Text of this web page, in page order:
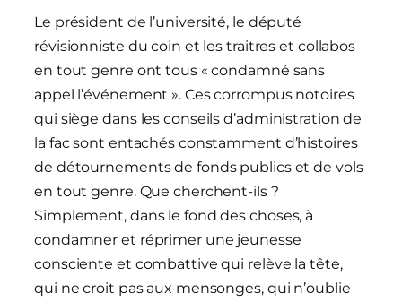
Le président de l’université, le député
révisionniste du coin et les traitres et collabos
en tout genre ont tous « condamné sans
appel l’événement ». Ces corrompus notoires
qui siège dans les conseils d’administration de
la fac sont entachés constamment d’histoires
de détournements de fonds publics et de vols
en tout genre. Que cherchent-ils ?
Simplement, dans le fond des choses, à
condamner et réprimer une jeunesse
consciente et combattive qui relève la tête,
qui ne croit pas aux mensonges, qui n’oublie